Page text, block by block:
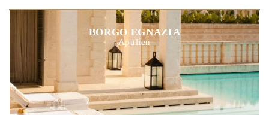
BORGO EGNAZIA
Apulien